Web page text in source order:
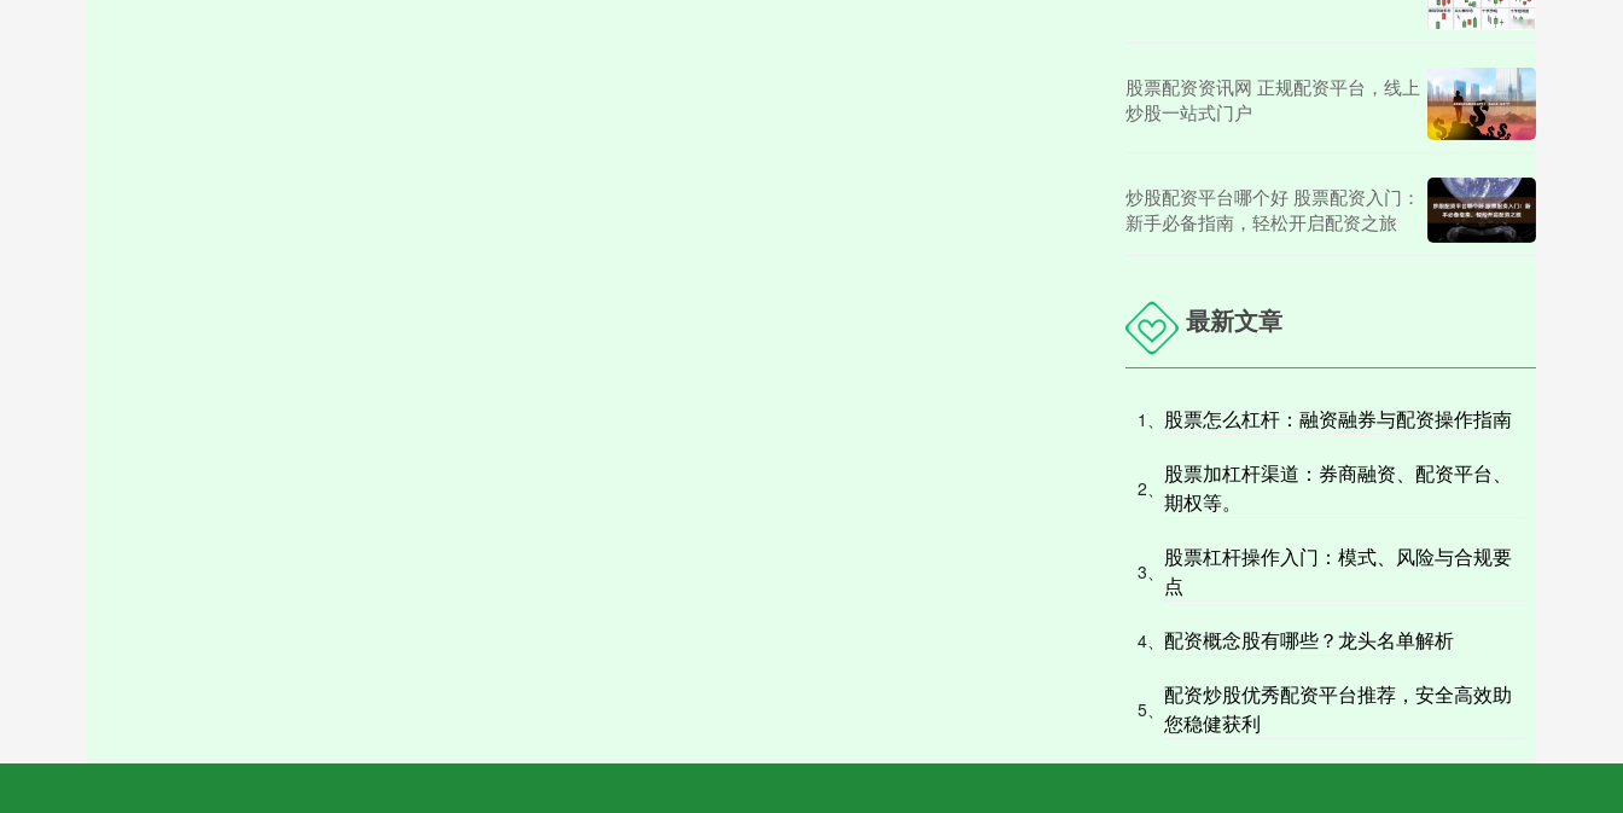
股票配资资讯网 正规配资平台，线上
炒股一站式门户
炒股配资平台哪个好 股票配资入门：
新手必备指南，轻松开启配资之旅
最新文章
1、 股票怎么杠杆：融资融券与配资操作指南
2、
股票加杠杆渠道：券商融资、配资平台、
期权等。
3、
股票杠杆操作入门：模式、风险与合规要
点
4、 配资概念股有哪些？龙头名单解析
5、
配资炒股优秀配资平台推荐，安全高效助
您稳健获利